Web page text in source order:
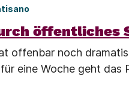
öffentliches
offenbar noch
eine Woche geht